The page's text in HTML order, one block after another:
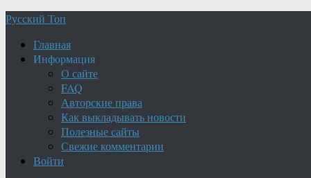
Русский Топ
Главная
Информация
О сайте
FAQ
Авторские права
Как выкладывать новости
Полезные сайты
Свежие комментарии
Войти